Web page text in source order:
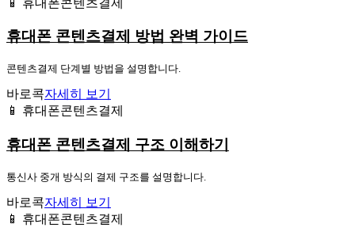
휴대폰 콘텐츠결제 방법 완벽 가이드
콘텐츠결제 단계별 방법을 설명합니다.
바로콕자세히 보기
📱 휴대폰콘텐츠결제
휴대폰 콘텐츠결제 구조 이해하기
통신사 중개 방식의 결제 구조를 설명합니다.
바로콕자세히 보기
📱 휴대폰콘텐츠결제